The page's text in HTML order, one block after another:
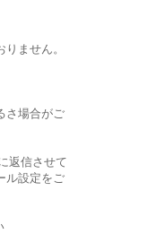
ません。
さ場合がご
返信させて
ル設定をご